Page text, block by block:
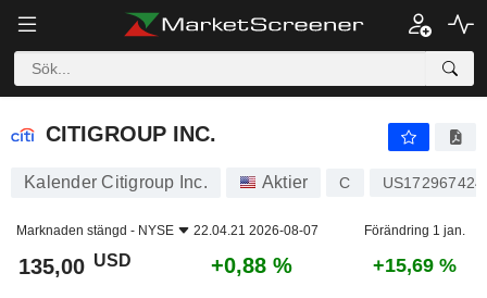
CITIGROUP INC.
CITIGROUP INC.
Kalender Citigroup Inc. Aktier C
Marknaden stängd - NYSE 22.04.21 2026-08-07 Förändring 1 jan.
135,00 USD +0,88 % +15,69 %